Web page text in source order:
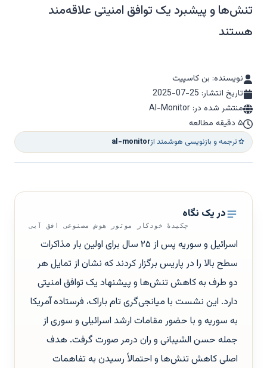
تنش‌ها و پیشبرد یک توافق امنیتی علاقه‌مند
هستند
نویسنده: بن کاسپیت
تاریخ انتشار: 2025-07-25
منتشر شده در: Al-Monitor
۵ دقیقه مطالعه
ترجمه و بازنویسی هوشمند ازal-monitor
در یک نگاه
چکیدهٔ خودکار موتور هوش مصنوعی افق آبی
اسرائیل و سوریه پس از ۲۵ سال برای اولین بار مذاکرات
سطح بالا را در پاریس برگزار کردند که نشان از تمایل هر
دو طرف به کاهش تنش‌ها و پیشنهاد یک توافق امنیتی
دارد. این نشست با میانجی‌گری تام باراک، فرستاده آمریکا
به سوریه و با حضور مقامات ارشد اسرائیلی و سوری از
جمله حسن الشیبانی و ران درمر صورت گرفت. هدف
اصلی کاهش تنش‌ها و احتمالاً رسیدن به تفاهمات